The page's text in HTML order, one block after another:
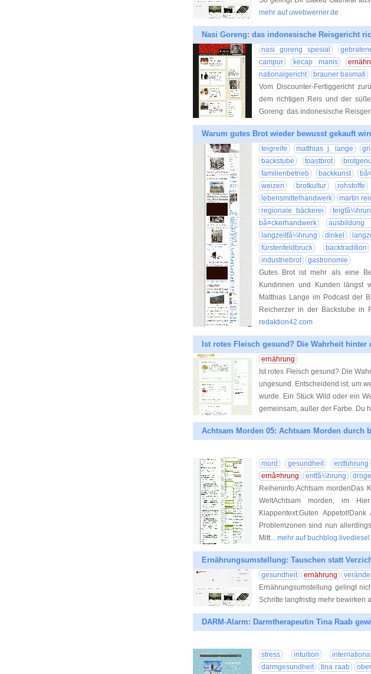
mehr auf uwebwerner.de
Nasi Goreng: das indonesische Reisgericht
nasi goreng spesial
campur
kecap manis
nationalgericht
brauner basmati
Vom Discounter-Fertiggericht
dem richtigen Reis und der
Goreng: das indonesische
Warum gutes Brot wieder bewusst gekauft
teigreife matthias j. lange
backstube
toastbrot
familienbetrieb
backkunst
weizen
brotkultur rohstoffe
lebensmittelhandwerk
martin
regionale bäckerei
bã¤ckerhandwerk
ausbildung
langzeitfã¼hrung
dinkel
fürstenfeldbruck
backtradition
industriebrot
gastronomie
Gutes Brot ist mehr als eine
Kundinnen und Kunden längst
Matthias Lange im Podcast der
Reicherzer in der Backstube in
redaktion42.com
Ist rotes Fleisch gesund? Die Wahrheit hinter
ernährung
Ist rotes Fleisch gesund? Die
ungesund. Entscheidend ist, um
wurde. Ein Stück Wild oder ein
gemeinsam, außer der Farbe. Du
Achtsam Morden 05: Achtsam Morden durch
mord gesundheit entführung
ernã¤hrung
entfã¼hrung
Reiheninfo:Achtsam mordenDas
WeltAchtsam morden, im
Klappentext:Guten
Problemzonen sind nun
Mitt... mehr auf
Ernährungsumstellung: Tauschen statt
gesundheit ernährung
Ernährungsumstellung gelingt
Schritte langfristig mehr bewirken
DARM-Alarm: Darmtherapeutin Tina Raab
stress intuition
darmgesundheit
tina raab